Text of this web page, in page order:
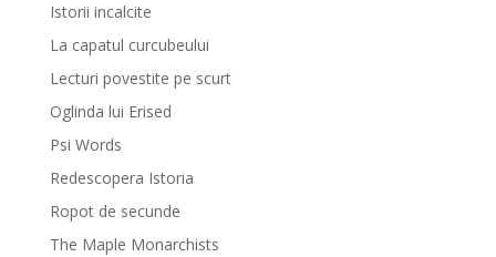
Istorii incalcite
La capatul curcubeului
Lecturi povestite pe scurt
Oglinda lui Erised
Psi Words
Redescopera Istoria
Ropot de secunde
The Maple Monarchists